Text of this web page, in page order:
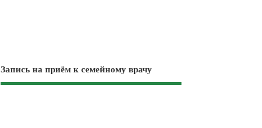
Запись на приём к семейному врачу